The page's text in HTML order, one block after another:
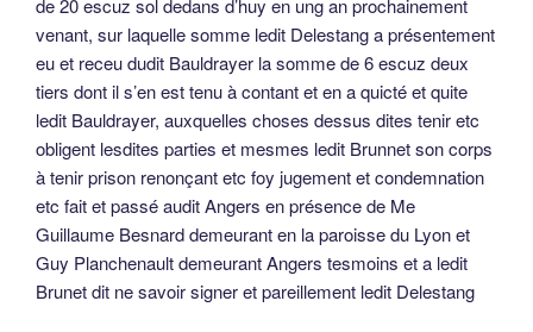
de 20 escuz sol dedans d’huy en ung an prochainement
venant, sur laquelle somme ledit Delestang a présentement
eu et receu dudit Bauldrayer la somme de 6 escuz deux
tiers dont il s’en est tenu à contant et en a quicté et quite
ledit Bauldrayer, auxquelles choses dessus dites tenir etc
obligent lesdites parties et mesmes ledit Brunnet son corps
à tenir prison renonçant etc foy jugement et condemnation
etc fait et passé audit Angers en présence de Me
Guillaume Besnard demeurant en la paroisse du Lyon et
Guy Planchenault demeurant Angers tesmoins et a ledit
Brunet dit ne savoir signer et pareillement ledit Delestang